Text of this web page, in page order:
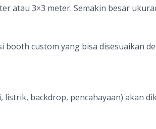
atau 3×3 meter. Semakin besar
booth custom yang bisa disesuaikan
backdrop, pencahayaan) akan